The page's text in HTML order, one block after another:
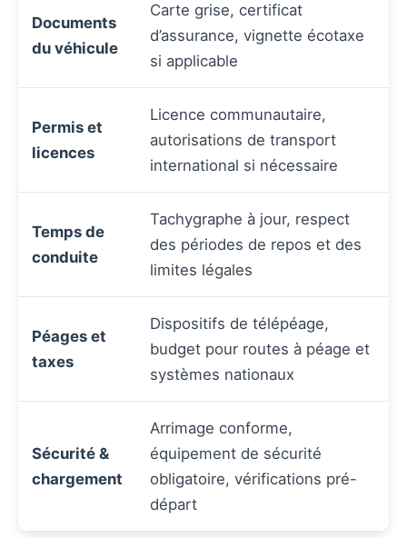
Documents
du véhicule
Carte grise, certificat
d’assurance, vignette écotaxe
si applicable
Permis et
licences
Licence communautaire,
autorisations de transport
international si nécessaire
Temps de
conduite
Tachygraphe à jour, respect
des périodes de repos et des
limites légales
Péages et
taxes
Dispositifs de télépéage,
budget pour routes à péage et
systèmes nationaux
Sécurité &
chargement
Arrimage conforme,
équipement de sécurité
obligatoire, vérifications pré-
départ